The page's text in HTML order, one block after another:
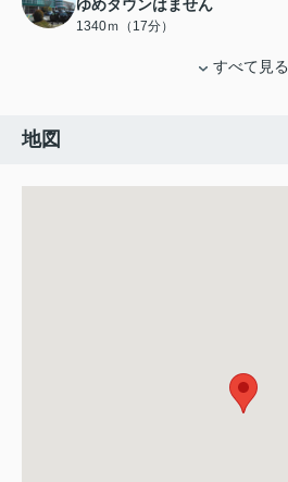
ゆめタウンはません
1340ｍ（17分）
すべて見る
地図